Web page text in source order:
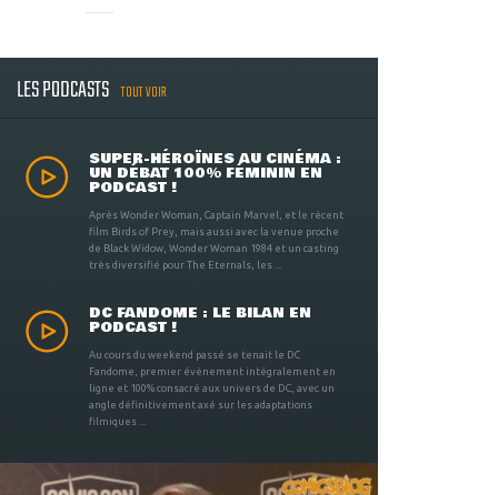
LES PODCASTS TOUT VOIR
SUPER-HÉROÏNES AU CINÉMA :
UN DÉBAT 100% FÉMININ EN
PODCAST !
Après Wonder Woman, Captain Marvel, et le récent
film Birds of Prey, mais aussi avec la venue proche
de Black Widow, Wonder Woman 1984 et un casting
très diversifié pour The Eternals, les ...
DC FANDOME : LE BILAN EN
PODCAST !
Au cours du weekend passé se tenait le DC
Fandome, premier évènement intégralement en
ligne et 100% consacré aux univers de DC, avec un
angle définitivement axé sur les adaptations
filmiques ...